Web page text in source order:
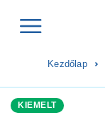
Kezdőlap
KIEMELT